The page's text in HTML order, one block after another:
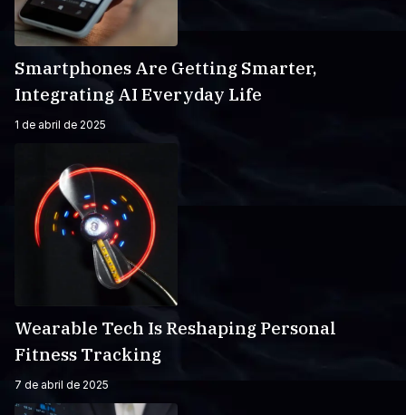
Smartphones Are Getting Smarter,
Integrating AI Everyday Life
1 de abril de 2025
Wearable Tech Is Reshaping Personal
Fitness Tracking
7 de abril de 2025